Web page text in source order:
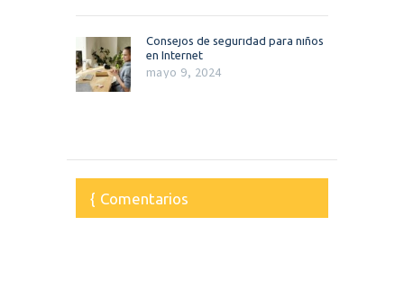
Consejos de seguridad para niños
en Internet
mayo 9, 2024
Comentarios